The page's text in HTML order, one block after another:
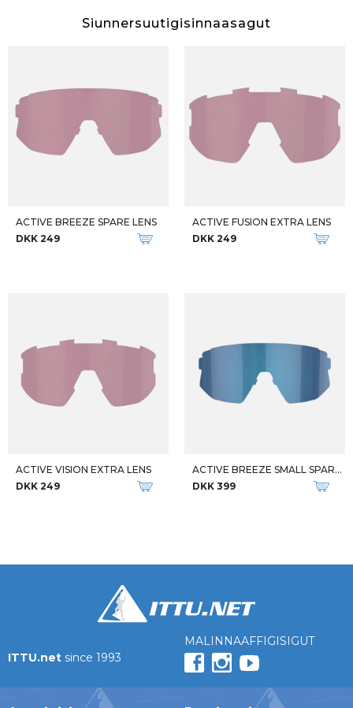
Siunnersuutigisinnaasagut
ACTIVE BREEZE SPARE LENS
DKK 249
ACTIVE FUSION EXTRA LENS
DKK 249
ACTIVE VISION EXTRA LENS
DKK 249
ACTIVE BREEZE SMALL SPARE LENS
DKK 399
ITTU.net since 1993
MALINNAAFFIGISIGUT